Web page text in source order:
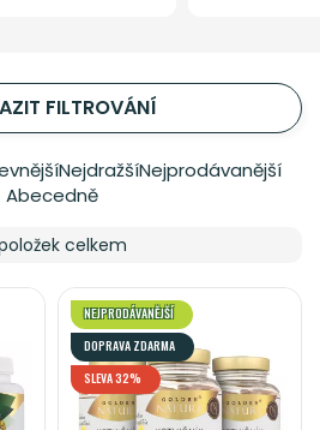
FILTROVÁNÍ
NejdražšíNejprodávanější
Abecedně
celkem
NEJPRODÁVANĚJŠÍ
DOPRAVA ZDARMA
SLEVA 32%